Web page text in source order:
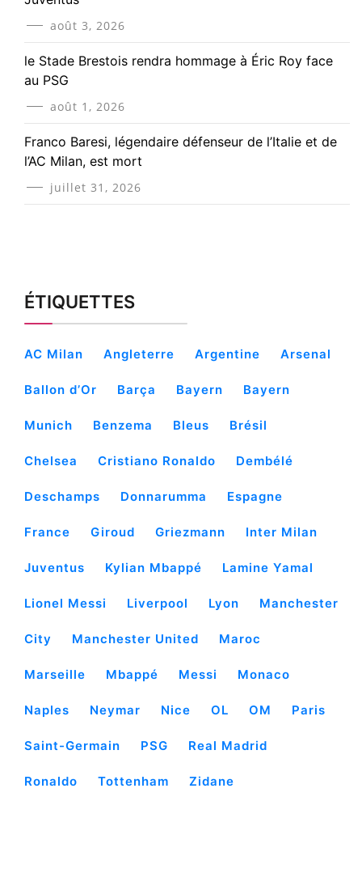
août 3, 2026
le Stade Brestois rendra hommage à Éric Roy face
au PSG
août 1, 2026
Franco Baresi, légendaire défenseur de l’Italie et de
l’AC Milan, est mort
juillet 31, 2026
ÉTIQUETTES
AC Milan Angleterre Argentine Arsenal
Ballon d’Or Barça Bayern Bayern
Munich Benzema Bleus Brésil
Chelsea Cristiano Ronaldo Dembélé
Deschamps Donnarumma Espagne
France Giroud Griezmann Inter Milan
Juventus Kylian Mbappé Lamine Yamal
Lionel Messi Liverpool Lyon Manchester
City Manchester United Maroc
Marseille Mbappé Messi Monaco
Naples Neymar Nice OL OM Paris
Saint-Germain PSG Real Madrid
Ronaldo Tottenham Zidane